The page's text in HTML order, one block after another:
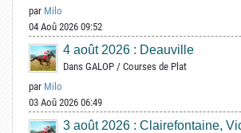
par Milo
04 Aoû 2026 09:52
4 août 2026 : Deauville
Dans GALOP / Courses de Plat
par Milo
03 Aoû 2026 06:49
3 août 2026 : Clairefontaine,